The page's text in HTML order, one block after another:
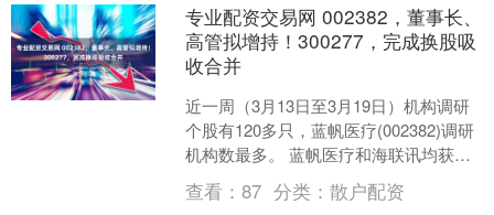
专业配资交易网 002382，董事长、
高管拟增持！300277，完成换股吸
收合并
近一周（3月13日至3月19日）机构调研
个股有120多只，蓝帆医疗(002382)调研
机构数最多。 蓝帆医疗和海联讯均获超
百家机构调研 蓝帆医疗和海联讯等个股
均....
查看：87 分类：散户配资